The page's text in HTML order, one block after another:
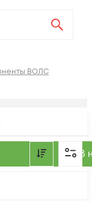
ВОЛС
В